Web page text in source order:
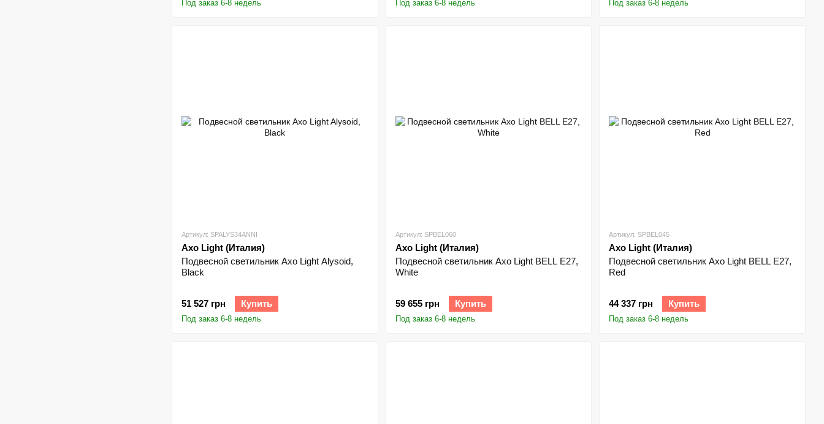
Под заказ 6-8 недель Под заказ 6-8 недель Под заказ 6-8 недель
Артикул: SPALYS34ANNI
Axo Light (Италия)
Подвесной светильник Axo Light Alysoid,
Black
51 527 грн Купить
Под заказ 6-8 недель
Артикул: SPBEL060
Axo Light (Италия)
Подвесной светильник Axo Light BELL E27,
White
59 655 грн Купить
Под заказ 6-8 недель
Артикул: SPBEL045
Axo Light (Италия)
Подвесной светильник Axo Light BELL E27,
Red
44 337 грн Купить
Под заказ 6-8 недель